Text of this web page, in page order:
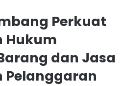
Perkuat
Hukum
dan Jasa
Pelanggaran